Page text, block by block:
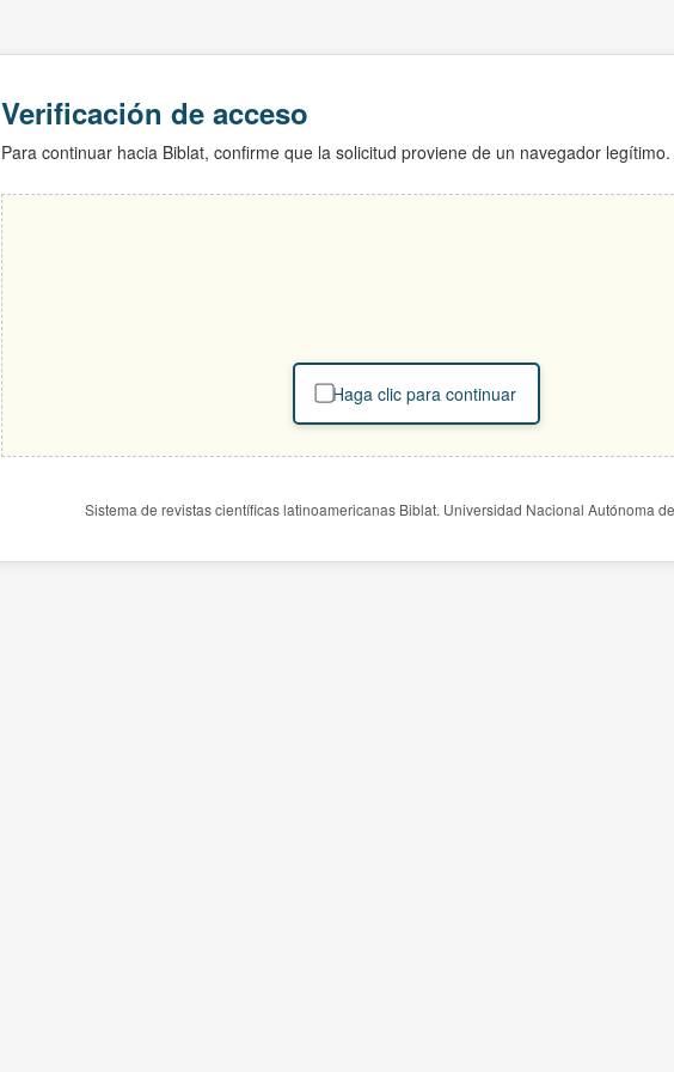
Verificación de acceso
Para continuar hacia Biblat, confirme que la solicitud proviene de un navegador legítimo.
Haga clic para continuar
Sistema de revistas científicas latinoamericanas Biblat. Universidad Nacional Autónoma